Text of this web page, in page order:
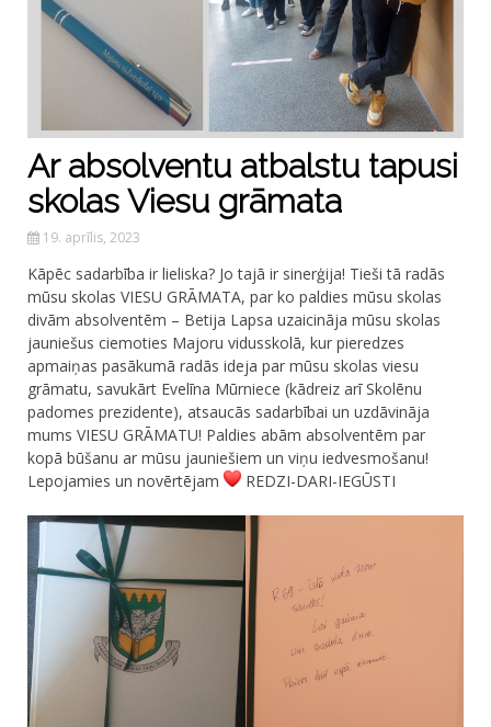
Ar absolventu atbalstu tapusi
skolas Viesu grāmata
19. aprīlis, 2023
Kāpēc sadarbība ir lieliska? Jo tajā ir sinerģija! Tieši tā radās
mūsu skolas VIESU GRĀMATA, par ko paldies mūsu skolas
divām absolventēm – Betija Lapsa uzaicināja mūsu skolas
jauniešus ciemoties Majoru vidusskolā, kur pieredzes
apmaiņas pasākumā radās ideja par mūsu skolas viesu
grāmatu, savukārt Evelīna Mūrniece (kādreiz arī Skolēnu
padomes prezidente), atsaucās sadarbībai un uzdāvināja
mums VIESU GRĀMATU! Paldies abām absolventēm par
kopā būšanu ar mūsu jauniešiem un viņu iedvesmošanu!
Lepojamies un novērtējam
REDZI-DARI-IEGŪSTI